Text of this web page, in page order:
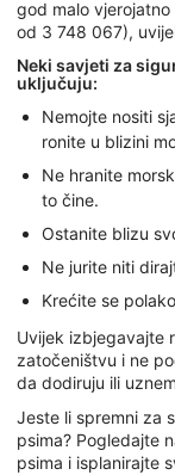
god malo
od 3 748 067),
Neki savjeti za
uključuju:
Nemojte nositi
ronite u blizini
Ne hranite
to čine.
Ostanite blizu
Ne jurite niti
Krećite se
Uvijek izbjegavajte
zatočeništvu i ne
da dodiruju ili
Jeste li spremni za
psima? Pogledajte
psima i isplanirajte